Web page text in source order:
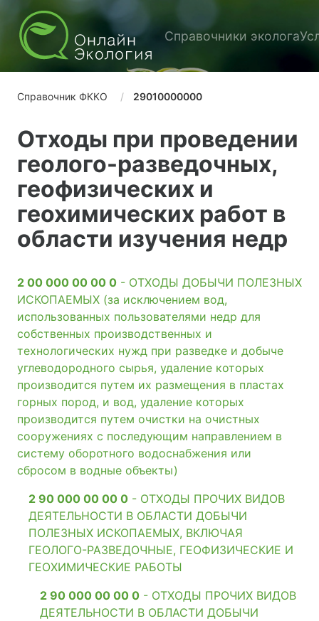
Справочники эколога
Справочник ФККО 29010000000
Отходы при проведении
геолого-разведочных,
геофизических и
геохимических работ в
области изучения недр
2 00 000 00 00 0 - ОТХОДЫ ДОБЫЧИ ПОЛЕЗНЫХ
ИСКОПАЕМЫХ (за исключением вод,
использованных пользователями недр для
собственных производственных и
технологических нужд при разведке и добыче
углеводородного сырья, удаление которых
производится путем их размещения в пластах
горных пород, и вод, удаление которых
производится путем очистки на очистных
сооружениях с последующим направлением в
систему оборотного водоснабжения или
сбросом в водные объекты)
2 90 000 00 00 0 - ОТХОДЫ ПРОЧИХ ВИДОВ
ДЕЯТЕЛЬНОСТИ В ОБЛАСТИ ДОБЫЧИ
ПОЛЕЗНЫХ ИСКОПАЕМЫХ, ВКЛЮЧАЯ
ГЕОЛОГО-РАЗВЕДОЧНЫЕ, ГЕОФИЗИЧЕСКИЕ И
ГЕОХИМИЧЕСКИЕ РАБОТЫ
2 90 000 00 00 0 - ОТХОДЫ ПРОЧИХ ВИДОВ
ДЕЯТЕЛЬНОСТИ В ОБЛАСТИ ДОБЫЧИ